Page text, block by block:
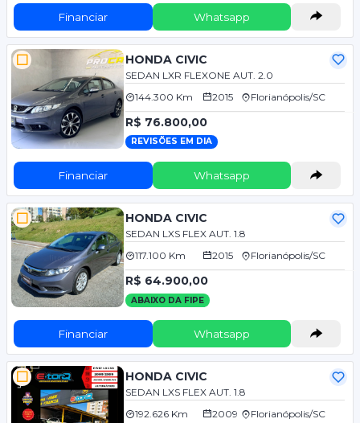
Financiar Whatsapp
HONDA CIVIC
SEDAN LXR FLEXONE AUT. 2.0
144.300 Km
2015 Florianópolis/SC
R$ 76.800,00
REVISÕES EM DIA
Financiar Whatsapp
HONDA CIVIC
SEDAN LXS FLEX AUT. 1.8
117.100 Km
2015 Florianópolis/SC
R$ 64.900,00
ABAIXO DA FIPE
Financiar Whatsapp
HONDA CIVIC
SEDAN LXS FLEX AUT. 1.8
192.626 Km
2009 Florianópolis/SC